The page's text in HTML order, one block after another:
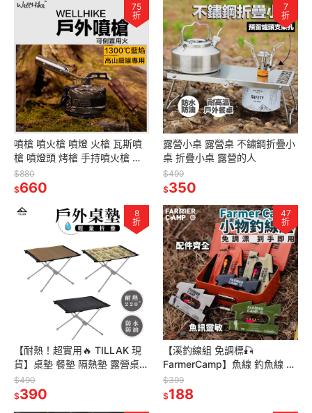
75
折
噴槍 噴火槍 噴燈 火槍 瓦斯噴
槍 噴燈頭 烤槍 手持噴火槍 戶
外噴槍 加長距離
$880
$660
7
折
露營小桌 露營桌 不鏽鋼折疊小
桌 折疊小桌 露營的人
$499
$350
8
折
【耐熱！超實用🔥 TILLAK 現
貨】桌墊 餐墊 隔熱墊 露營桌墊
露營餐墊 防水防油 餐桌墊 隔熱
餐墊 隔熱桌墊 露營
$490
$390
47
折
【溪釣線組 免調標🎣
FarmerCamp】魚線 釣魚線 溪
釣 溪釣竿 溪釣浮標 溪釣線組
釣魚線組 小物釣 溪釣裝備
$399
$188